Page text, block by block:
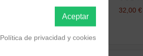
32,00 €
Aceptar
Política de privacidad y cookies